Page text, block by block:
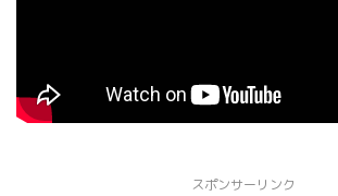
スポンサーリンク